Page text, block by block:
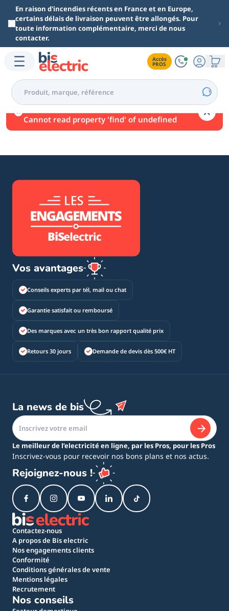
Aller au contenu principal
En raison d'incendies récents en France et en Europe,
certains délais de livraison peuvent être allongés. Pour
toute information complémentaire, merci de nous
contacter.
Accès
PROS
Une erreur est survenue.
Cannot read property 'find' of undefined
Vos avantages
Conseils experts par tél, mail ou chat
Garantie satisfait ou remboursé
Des marques avec un très bon rapport qualité prix
Retours 30 jours Demande de devis dès 500€ HT
La news de bis
Le meilleur de l’electricité en ligne, par les Pros, pour les Pros
Inscrivez-vous pour recevoir nos bons plans et nos actus.
Rejoignez-nous !
Contactez-nous
A propos de Bis electric
Nos engagements clients
Conformité
Conditions générales de vente
Mentions légales
Recrutement
Nos conseils